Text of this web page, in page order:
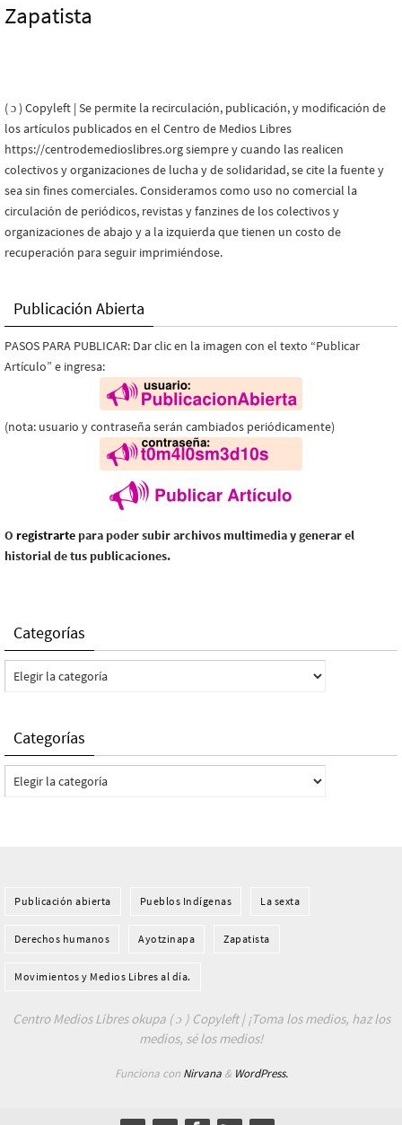
Zapatista
( ɔ ) Copyleft | Se permite la recirculación, publicación, y modificación de
los artículos publicados en el Centro de Medios Libres
https://centrodemedioslibres.org siempre y cuando las realicen
colectivos y organizaciones de lucha y de solidaridad, se cite la fuente y
sea sin fines comerciales. Consideramos como uso no comercial la
circulación de periódicos, revistas y fanzines de los colectivos y
organizaciones de abajo y a la izquierda que tienen un costo de
recuperación para seguir imprimiéndose.
Publicación Abierta
PASOS PARA PUBLICAR: Dar clic en la imagen con el texto “Publicar
Artículo” e ingresa:
(nota: usuario y contraseña serán cambiados periódicamente)
O registrarte para poder subir archivos multimedia y generar el
historial de tus publicaciones.
Categorías
Categorías
Categorías
Categorías
Publicación abierta Pueblos Indí­genas La sexta
Derechos humanos Ayotzinapa Zapatista
Movimientos y Medios Libres al día.
Centro Medios Libres okupa ( ɔ ) Copyleft | ¡Toma los medios, haz los
medios, sé los medios!
Funciona con Nirvana& WordPress.